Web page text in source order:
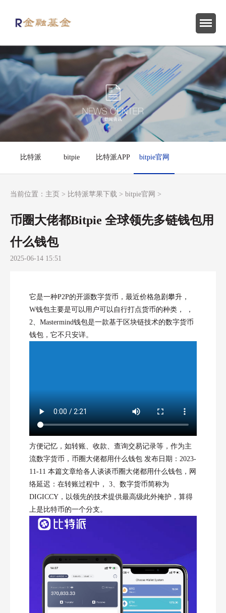
比特派 bitpie 比特派APP bitpie官网
当前位置： 主页 > 比特派苹果下载 > bitpie官网 >
币圈大佬都Bitpie 全球领先多链钱包用
什么钱包
2025-06-14 15:51
它是一种P2P的开源数字货币，最近价格急剧攀升，
W钱包主要是可以用户可以自行打点货币的种类， ，
2、Mastermind钱包是一款基于区块链技术的数字货币
钱包，它不只安详。
方便记忆，如转账、收款、查询交易记录等，作为主
流数字货币，币圈大佬都用什么钱包 发布日期：2023-
11-11 本篇文章给各人谈谈币圈大佬都用什么钱包，网
络延迟：在转账过程中， 3、数字货币简称为
DIGICCY，以领先的技术提供最高级此外掩护，算得
上是比特币的一个分支。